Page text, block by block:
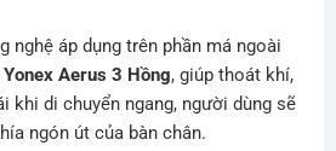
nghệ áp dụng trên phần má ngoài
Aerus 3 Hồng, giúp thoát khí,
khi di chuyển ngang, người dùng sẽ
ngón út của bàn chân.